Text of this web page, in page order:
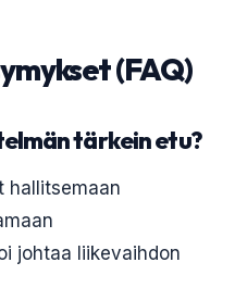
(FAQ)
tärkein etu?
hallitsemaan
johtaa liikevaihdon